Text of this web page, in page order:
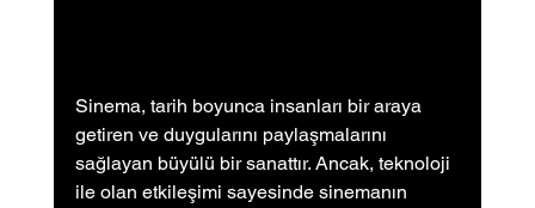
Sinema, tarih boyunca insanları bir araya
getiren ve duygularını paylaşmalarını
sağlayan büyülü bir sanattır. Ancak, teknoloji
ile olan etkileşimi sayesinde sinemanın